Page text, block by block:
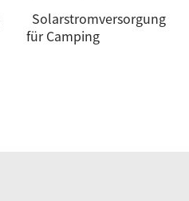
Solarstromversorgung
für Camping